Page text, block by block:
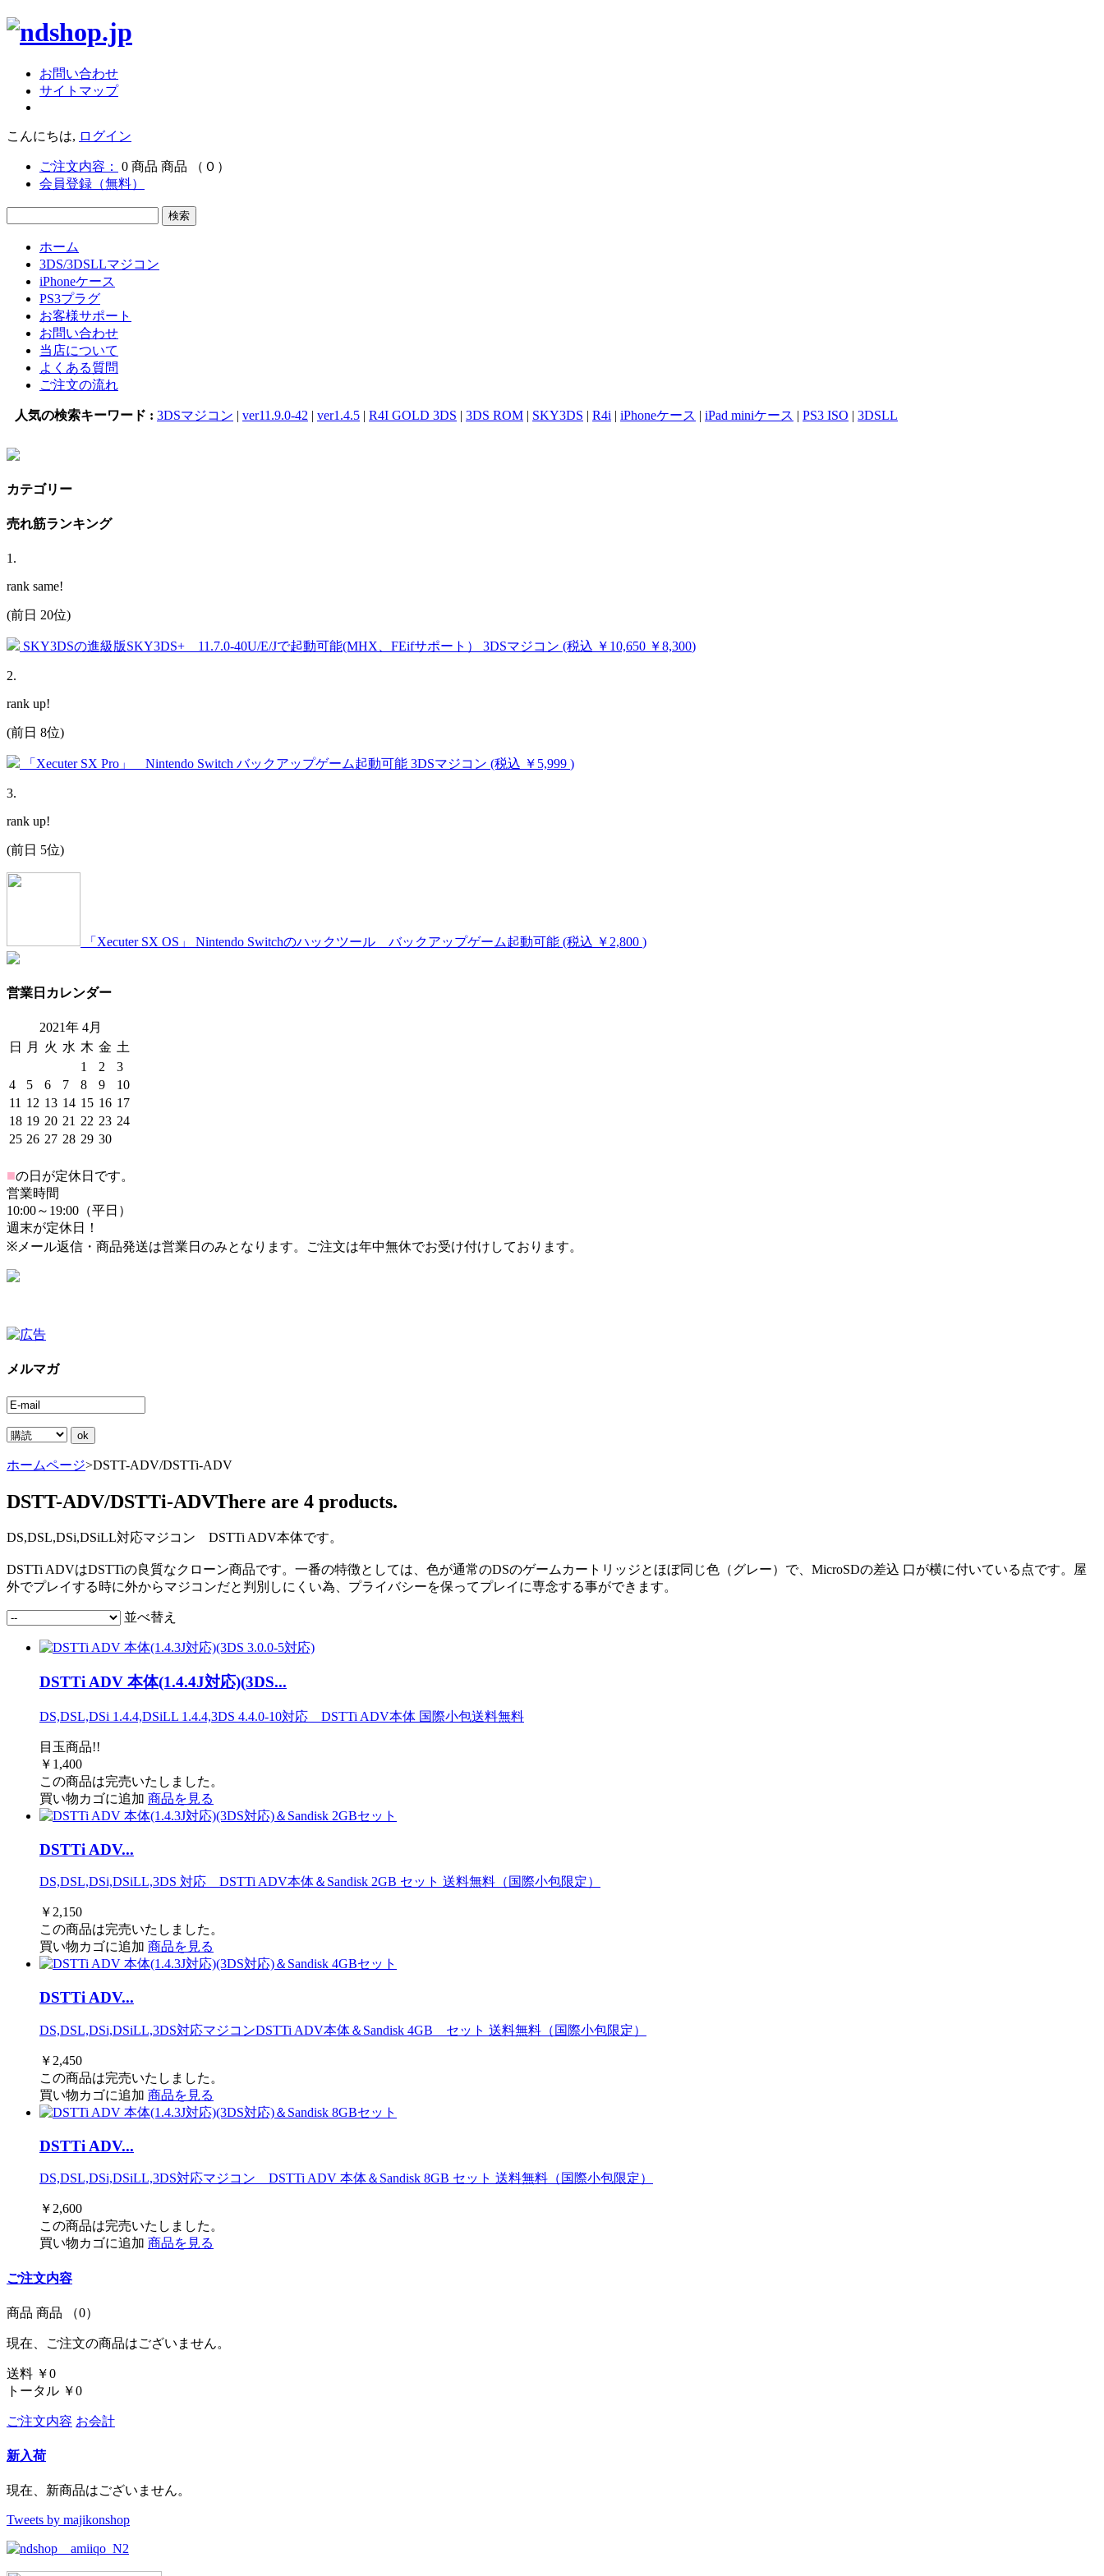
お問い合わせ
サイトマップ
こんにちは, ログイン
ご注文内容： 0 商品 商品
（０）
会員登録（無料）
ホーム
3DS/3DSLLマジコン
iPhoneケース
PS3プラグ
お客様サポート
お問い合わせ
当店について
よくある質問
ご注文の流れ
人気の検索キーワード : 3DSマジコン | ver11.9.0-42 | ver1.4.5 | R4I GOLD 3DS | 3DS ROM | SKY3DS | R4i | iPhoneケース | iPad miniケース | PS3 ISO | 3DSLL
カテゴリー
売れ筋ランキング
1 .
rank same!
(前日 20位)
SKY3DSの進級版SKY3DS+ 11.7.0-40U/E/Jで起動可能(MHX、FEifサポート） 3DSマジコン (税込 ￥10,650 ￥8,300)
2.
rank up!
(前日 8位)
「Xecuter SX Pro」 Nintendo Switch バックアップゲーム起動可能 3DSマジコン (税込 ￥5,999 )
3.
rank up!
(前日 5位)
「Xecuter SX OS」 Nintendo Switchのハックツール バックアップゲーム起動可能 (税込 ￥2,800 )
営業日カレンダー
2021年4月
日
月 火 水 木 金 土
1
2
3
4
5 6 7 8 9
10
11 12 13 14 15 16 17
18 19 20 21 22 23 24
25 26 27 28 29 30
■の日が定休日です。
営業時間
10:00～19:00（平日）
週末が定休日！
※メール返信・商品発送は営業日のみとなります。ご注文は年中無休でお受け付けしております。
メルマガ
ホームページ>DSTT-ADV/DSTTi-ADV
DSTT-ADV/DSTTi-ADVThere are 4 products.
DS,DSL,DSi,DSiLL対応マジコン DSTTi ADV本体です。
DSTTi ADVはDSTTiの良質なクローン商品です。一番の特徴としては、色が通常のDSのゲームカートリッジとほぼ同じ色（グレー）で、MicroSDの差込 口が横に付いている点です。屋
外でプレイする時に外からマジコンだと判別しにくい為、プライバシーを保ってプレイに専念する事ができます。
並べ替え
DSTTi ADV 本体(1.4.4J対応)(3DS...
DS,DSL,DSi 1.4.4,DSiLL 1.4.4,3DS 4.4.0-10対応 DSTTi ADV本体 国際小包送料無料
目玉商品!!
￥1,400
この商品は完売いたしました。
買い物カゴに追加 商品を見る
DSTTi ADV...
DS,DSL,DSi,DSiLL,3DS 対応 DSTTi ADV本体＆Sandisk 2GB セット 送料無料（国際小包限定）
￥2,150
この商品は完売いたしました。
買い物カゴに追加 商品を見る
DSTTi ADV...
DS,DSL,DSi,DSiLL,3DS対応マジコンDSTTi ADV本体＆Sandisk 4GB セット 送料無料（国際小包限定）
￥2,450
この商品は完売いたしました。
買い物カゴに追加 商品を見る
DSTTi ADV...
DS,DSL,DSi,DSiLL,3DS対応マジコン DSTTi ADV 本体＆Sandisk 8GB セット 送料無料（国際小包限定）
￥2,600
この商品は完売いたしました。
買い物カゴに追加 商品を見る
ご注文内容
商品 商品 （0）
現在、ご注文の商品はございません。
送料 ￥0
トータル ￥0
ご注文内容 お会計
新入荷
現在、新商品はございません。
Tweets by majikonshop